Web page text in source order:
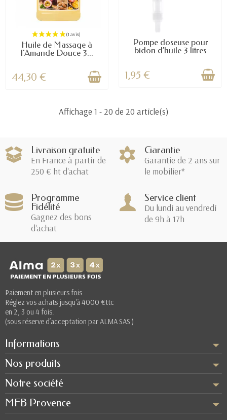
Huile de Massage à
l'Amande Douce 3...
44,30 €
Pompe doseuse pour
bidon d’huile 3 litres
1,95 €
Affichage 1 - 20 de 20 article(s)
Livraison gratuite
En France à partir de
250 € ht d'achat
Garantie
Garantie de 2 ans sur
le mobilier*
Programme
Fidélité
Gagnez des bons
d'achat
Service client
Du lundi au vendredi
de 9h à 17h
Paiement en plusieurs fois
Réglez vos achats jusqu'à 4000 €ttc
en 2, 3 ou 4 fois.
(sous réserve d’acceptation par ALMA SAS )
Informations
Nos produits
Notre société
MFB Provence